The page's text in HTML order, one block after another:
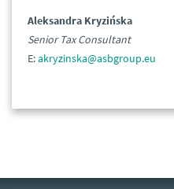
Aleksandra Kryzińska
Senior Tax Consultant
E:akryzinska@asbgroup.eu